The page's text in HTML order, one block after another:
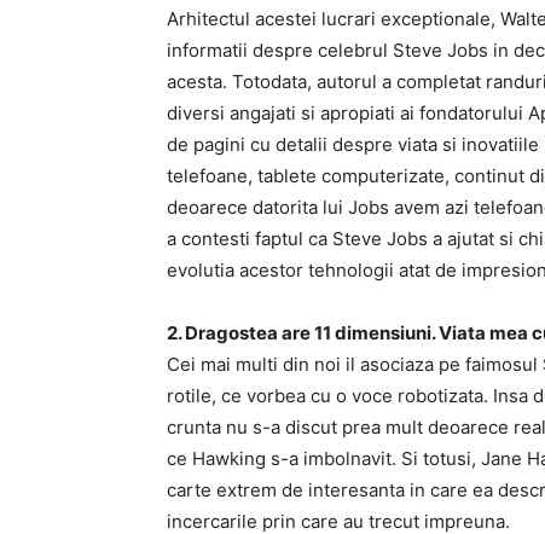
Arhitectul acestei lucrari exceptionale,
informatii despre celebrul Steve Jobs in
acesta. Totodata, autorul a completat
diversi angajati si apropiati ai fondatorului
de pagini cu detalii despre viata si
telefoane, tablete computerizate, continut
deoarece datorita lui Jobs avem azi
a contesti faptul ca Steve Jobs a ajutat si
evolutia acestor tehnologii atat de
2. Dragostea are 11 dimensiuni. Viata mea
Cei mai multi din noi il asociaza pe
rotile, ce vorbea cu o voce robotizata. Insa
crunta nu s-a discut prea mult deoarece
ce Hawking s-a imbolnavit. Si totusi, Jane
carte extrem de interesanta in care ea
incercarile prin care au trecut impreuna.